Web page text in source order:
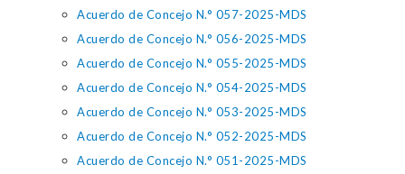
Acuerdo de Concejo N.° 057-2025-MDS
Acuerdo de Concejo N.° 056-2025-MDS
Acuerdo de Concejo N.° 055-2025-MDS
Acuerdo de Concejo N.° 054-2025-MDS
Acuerdo de Concejo N.° 053-2025-MDS
Acuerdo de Concejo N.° 052-2025-MDS
Acuerdo de Concejo N.° 051-2025-MDS